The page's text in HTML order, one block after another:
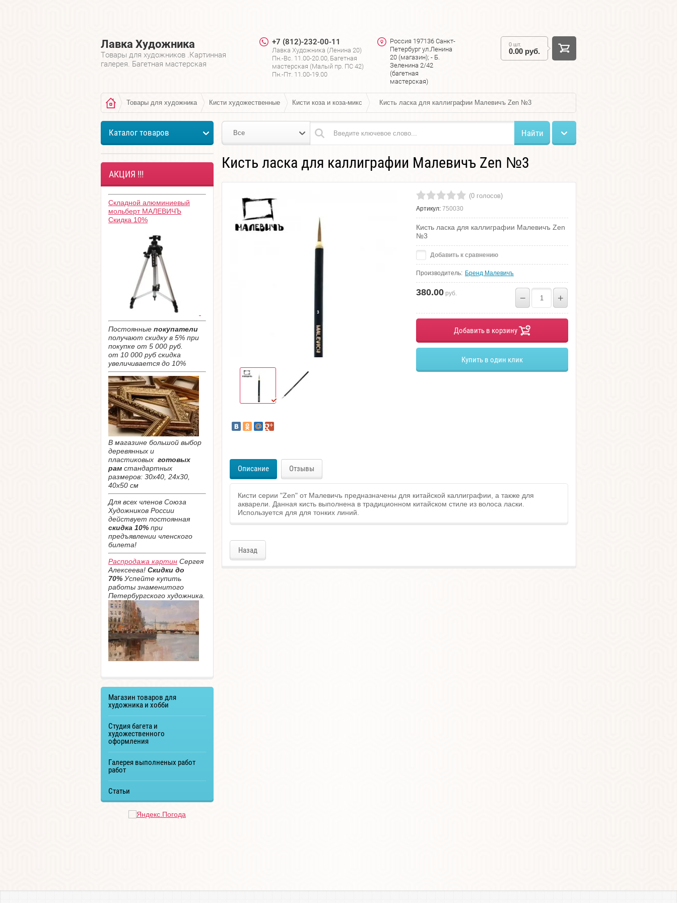
Лавка Художника
Товары для художников .Картинная
галерея. Багетная мастерская
+7 (812)-232-00-11
Лавка Художника (Ленина 20)
Пн.-Вс. 11.00-20.00, Багетная
мастерская (Малый пр. ПС 42)
Пн.-Пт. 11.00-19.00
Россия 197136 Санкт-
Петербург ул.Ленина
20 (магазин); - Б.
Зеленина 2/42
(багетная
мастерская)
0 шт.
0.00 руб.
Товары для художника Кисти художественные Кисти коза и коза-микс Кисть ласка для каллиграфии Малевичъ Zen №3
Каталог товаров
АКЦИЯ !!!
Складной алюминиевый
мольберт МАЛЕВИЧЪ
Скидка 10%
Постоянные покупатели
получают скидку в 5% при
покупке от 5 000 руб.
от 10 000 руб скидка
увеличивается до 10%
В магазине большой выбор
деревянных и
пластиковых готовых
рам стандартных
размеров: 30х40, 24х30,
40х50 см
Для всех членов Союза
Художников России
действует постоянная
скидка 10% при
предъявлении членского
билета!
Распродажа картин Сергея
Алексеева! Скидки до
70% Успейте купить
работы знаменитого
Петербургского художника.
Магазин товаров для
художника и хобби
Студия багета и
художественного
оформления
Галерея выполненых работ
работ
Статьи
Все Найти
Кисть ласка для каллиграфии Малевичъ Zen №3
(0 голосов)
Артикул: 750030
Кисть ласка для каллиграфии Малевичъ Zen
№3
Добавить к сравнению
Производитель: Бренд Малевичъ
380.00 руб. − +
Добавить в корзину
Купить в один клик
Описание Отзывы
Кисти серии "Zen" от Малевичъ предназначены для китайской каллиграфии, а также для
акварели. Данная кисть выполнена в традиционном китайском стиле из волоса ласки.
Используется для для тонких линий.
Назад